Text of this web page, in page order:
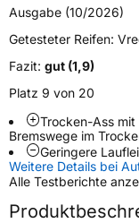
FelgenschutzFP
EU Label
NasshaftungA
Rollgeräusch
Ausgabe (10/2026)
Getesteter Reifen:
Fazit: gut (1,9)
Platz 9 von 20
Trocken-Ass
Bremswege im
Geringere
Weitere Details bei
Alle Testberichte